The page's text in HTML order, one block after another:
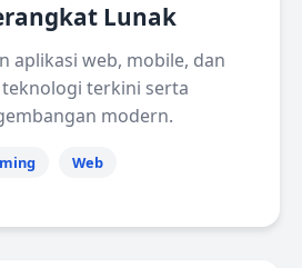
Lunak
aplikasi web, mobile, dan
terkini serta
modern.
Web